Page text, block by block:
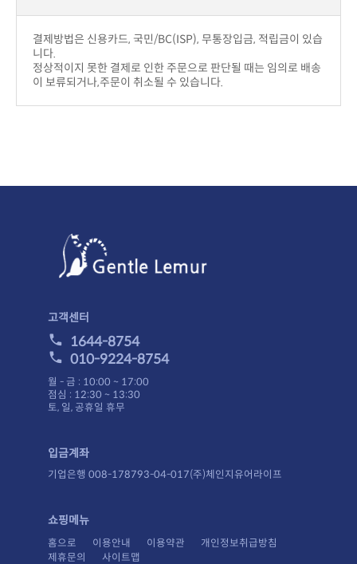
니다.
이 보류되거나,주문이 취소될 수 있습니다.
고객센터
1644-8754
010-9224-8754
월 - 금 : 10:00 ~ 17:00
점심 : 12:30 ~ 13:30
토, 일, 공휴일 휴무
입금계좌
기업은행 008-178793-04-017(주)체인지유어라이프
쇼핑메뉴
홈으로 이용안내 이용약관
개인정보취급방침
제휴문의
사이트맵